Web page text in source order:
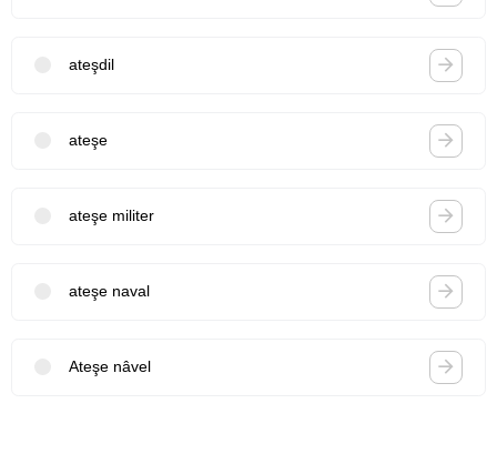
ateşdil
ateşe
ateşe militer
ateşe naval
Ateşe nâvel